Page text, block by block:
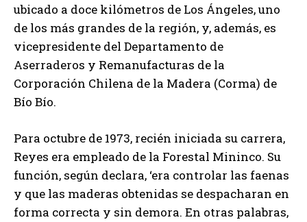
ubicado a doce kilómetros de Los Ángeles, uno
de los más grandes de la región, y, además, es
vicepresidente del Departamento de
Aserraderos y Remanufacturas de la
Corporación Chilena de la Madera (Corma) de
Bío Bío.
Para octubre de 1973, recién iniciada su carrera,
Reyes era empleado de la Forestal Mininco. Su
función, según declara, ‘era controlar las faenas
y que las maderas obtenidas se despacharan en
forma correcta y sin demora. En otras palabras,